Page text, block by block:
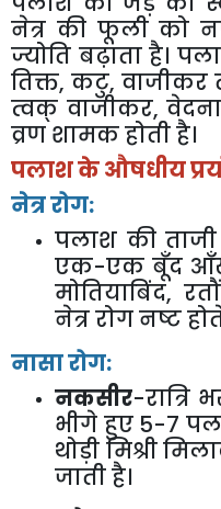
नेत्र की फूली को
ज्योति बढ़ाता है।
तिक्त, कटु, वाजीकर
त्वक् वाजीकर,
व्रण शामक होती है।
पलाश के औषधीय
नेत्र रोग:
पलाश की
एक-एक बूँद
मोतियाबिंद,
नेत्र रोग नष्ट
नासा रोग:
नकसीर-रात्रि
भीगे हुए 5-7
थोड़ी मिश्री
जाती है।